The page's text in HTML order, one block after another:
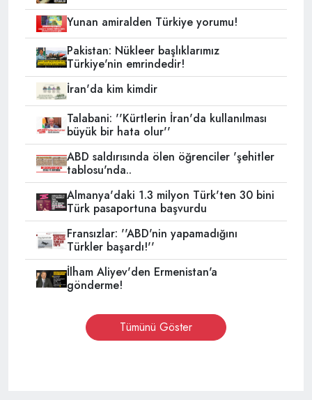
Yunan amiralden Türkiye yorumu!
Pakistan: Nükleer başlıklarımız
Türkiye'nin emrindedir!
İran'da kim kimdir
Talabani: ''Kürtlerin İran'da kullanılması
büyük bir hata olur''
ABD saldırısında ölen öğrenciler 'şehitler
tablosu'nda..
Almanya'daki 1.3 milyon Türk'ten 30 bini
Türk pasaportuna başvurdu
Fransızlar: ''ABD'nin yapamadığını
Türkler başardı!''
İlham Aliyev'den Ermenistan'a
gönderme!
Tümünü Göster